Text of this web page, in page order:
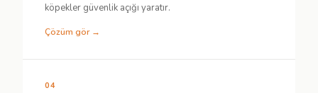
köpekler güvenlik açığı yaratır.
Çözüm gör →
04